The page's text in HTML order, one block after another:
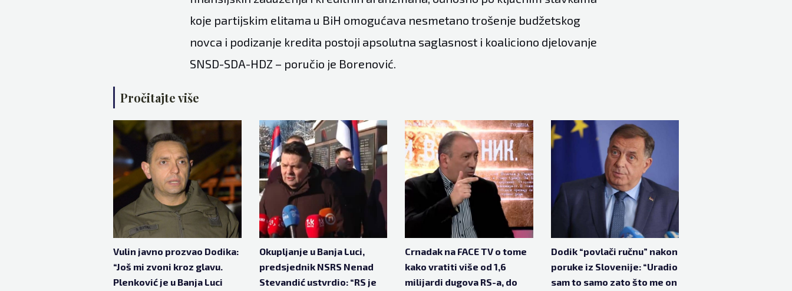
koje partijskim elitama u BiH omogućava nesmetano trošenje budžetskog
novca i podizanje kredita postoji apsolutna saglasnost i koaliciono djelovanje
SNSD-SDA-HDZ – poručio je Borenović.
Pročitajte više
Vulin javno prozvao Dodika:
“Još mi zvoni kroz glavu.
Plenković je u Banja Luci
Okupljanje u Banja Luci,
predsjednik NSRS Nenad
Stevandić ustvrdio: “RS je
Crnadak na FACE TV o tome
kako vratiti više od 1,6
milijardi dugova RS-a, do
Dodik “povlači ručnu” nakon
poruke iz Slovenije: “Uradio
sam to samo zato što me on